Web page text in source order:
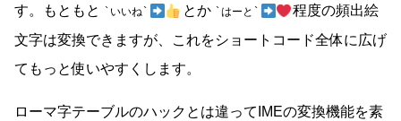
す。もともと
いいね とか はーと
程度の頻出絵
文字は変換できますが、これをショートコード全体に広げ
てもっと使いやすくします。
ローマ字テーブルのハックとは違ってIMEの変換機能を素